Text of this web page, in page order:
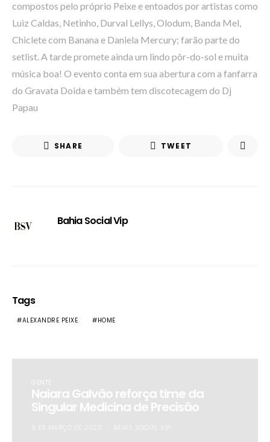
compostos pelo próprio Peixe e entoados por artistas como
Luiz Caldas, Netinho, Durval Lellys, Olodum, Banda Mel,
Chiclete com Banana e Daniela Mercury; farão parte do
setlist. A tarde promete ainda um lindo pôr-do-sol e muita
música boa! O evento conta em sua abertura com a fanfarra
do Gravata Doida e também tem discotecagem do Dj
Papau
SHARE TWEET
Bahia Social Vip
Tags
ALEXANDRE PEIXE HOME
GENTE
Naiara Galvão reforça time da
Singular Medicina de Precisão